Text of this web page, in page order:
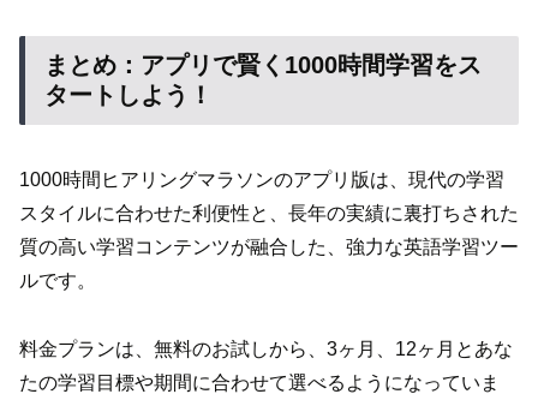
まとめ：アプリで賢く1000時間学習をス
タートしよう！
1000時間ヒアリングマラソンのアプリ版は、現代の学習
スタイルに合わせた利便性と、長年の実績に裏打ちされた
質の高い学習コンテンツが融合した、強力な英語学習ツー
ルです。
料金プランは、無料のお試しから、3ヶ月、12ヶ月とあな
たの学習目標や期間に合わせて選べるようになっていま